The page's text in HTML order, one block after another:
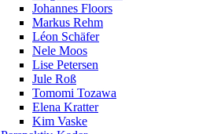
Johannes Floors
Markus Rehm
Léon Schäfer
Nele Moos
Lise Petersen
Jule Roß
Tomomi Tozawa
Elena Kratter
Kim Vaske